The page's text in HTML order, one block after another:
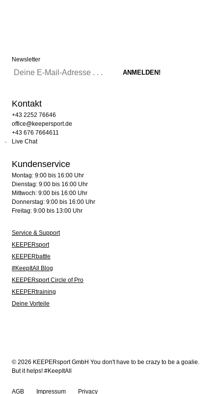
Newsletter
Kontakt
+43 2252 76646
office@keepersport.de
+43 676 7664611
Live Chat
Kundenservice
Montag: 9:00 bis 16:00 Uhr
Dienstag: 9:00 bis 16:00 Uhr
Mittwoch: 9:00 bis 16:00 Uhr
Donnerstag: 9:00 bis 16:00 Uhr
Freitag: 9:00 bis 13:00 Uhr
Service & Support
KEEPERsport
KEEPERbattle
#KeepItAll Blog
KEEPERsport Circle of Pro
KEEPERtraining
Deine Vorteile
© 2026 KEEPERsport GmbH You don't have to be crazy to be a goalie.
But it helps! #KeepItAll
AGB Impressum Privacy